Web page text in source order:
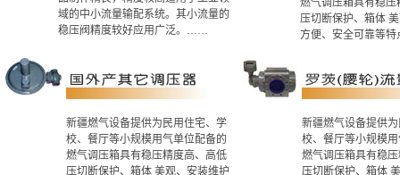
域的中小流量输配系统。其小流量的
稳压阀精度较好应用广泛。……
燃气调压箱具有稳压
压切断保护、箱体
方便、安全可靠等
新疆燃气设备提供为民用住宅、学
校、餐厅等小规模用气单位配备的
燃气调压箱具有稳压精度高、高低
压切断保护、箱体 美观、安装维护
新疆燃气设备提供
校、餐厅等小规模
燃气调压箱具有稳
压切断保护、箱体